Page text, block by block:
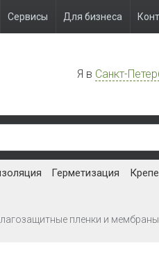
Сервисы Для бизнеса
Я в Санкт-
Герметизация
пленки и мембраны